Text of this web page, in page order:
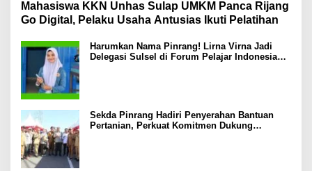
Mahasiswa KKN Unhas Sulap UMKM Panca Rijang
Go Digital, Pelaku Usaha Antusias Ikuti Pelatihan
Harumkan Nama Pinrang! Lirna Virna Jadi
Delegasi Sulsel di Forum Pelajar Indonesia
Sekda Pinrang Hadiri Penyerahan Bantuan
Pertanian, Perkuat Komitmen Dukung